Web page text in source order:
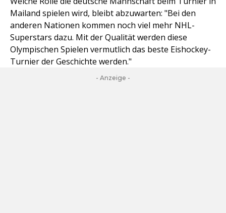
Mailand spielen wird, bleibt abzuwarten: "Bei den
anderen Nationen kommen noch viel mehr NHL-
Superstars dazu. Mit der Qualität werden diese
Olympischen Spielen vermutlich das beste Eishockey-
Turnier der Geschichte werden."
- Anzeige -